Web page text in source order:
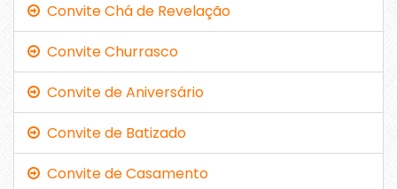
Convite Chá de Revelação
Convite Churrasco
Convite de Aniversário
Convite de Batizado
Convite de Casamento